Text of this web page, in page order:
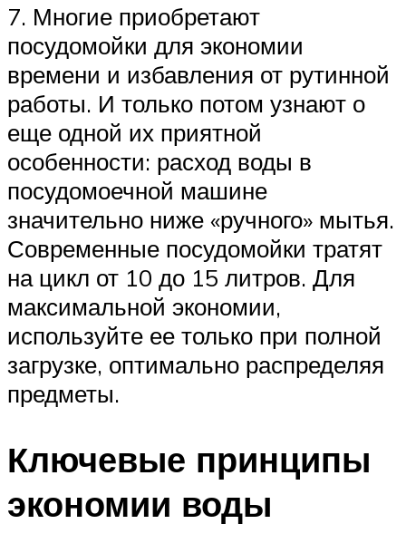
7. Многие приобретают
посудомойки для экономии
времени и избавления от рутинной
работы. И только потом узнают о
еще одной их приятной
особенности: расход воды в
посудомоечной машине
значительно ниже «ручного» мытья.
Современные посудомойки тратят
на цикл от 10 до 15 литров. Для
максимальной экономии,
используйте ее только при полной
загрузке, оптимально распределяя
предметы.
Ключевые принципы
экономии воды